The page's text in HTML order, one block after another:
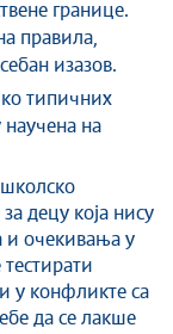
границе.
правила,
изазов.
типичних
на
школско
децу која нису
и очекивања у
у конфликте са
да се лакше